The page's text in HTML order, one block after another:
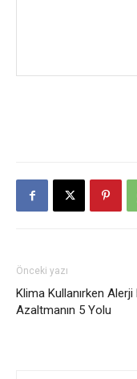
Önceki yazı
Klima Kullanırken Alerji
Azaltmanın 5 Yolu